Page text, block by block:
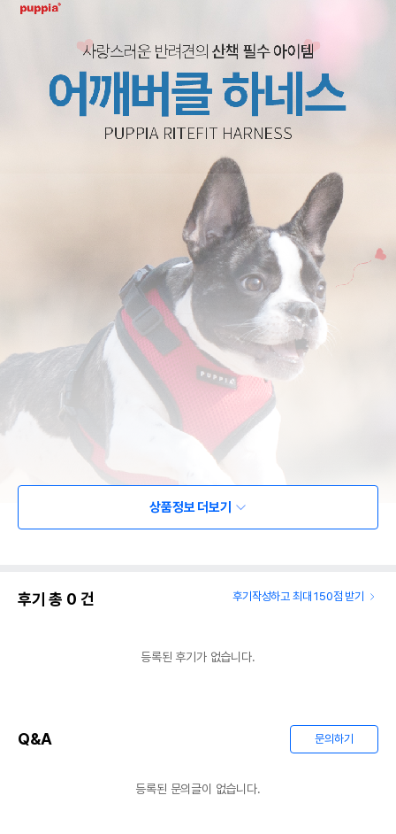
상품정보 더보기
후기 총 0 건 후기작성하고 최대 150점 받기
등록된 후기가 없습니다.
Q&A 문의하기
등록된 문의글이 없습니다.